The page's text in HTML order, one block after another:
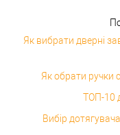
Як вибрати дверні
Як обрати ручки
ТОП-10
Вибір